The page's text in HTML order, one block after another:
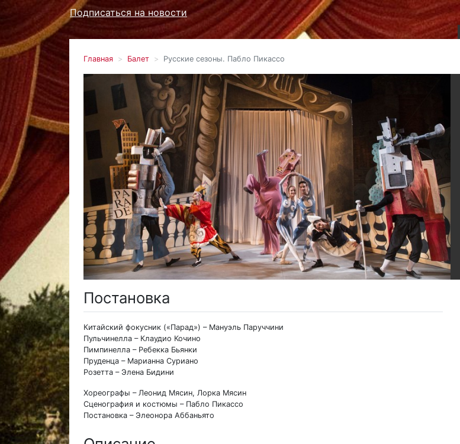
Подписаться на новости
Главная Балет Русские сезоны. Пабло Пикассо
Постановка
Китайский фокусник («Парад») – Мануэль Паруччини
Пульчинелла – Клаудио Кочино
Пимпинелла – Ребекка Бьянки
Пруденца – Марианна Суриано
Розетта – Элена Бидини
Хореографы – Леонид Мясин, Лорка Мясин
Сценография и костюмы – Пабло Пикассо
Постановка – Элеонора Аббаньято